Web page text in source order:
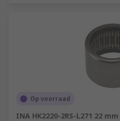
Op voorraad
INA HK2220-2RS-L271 22